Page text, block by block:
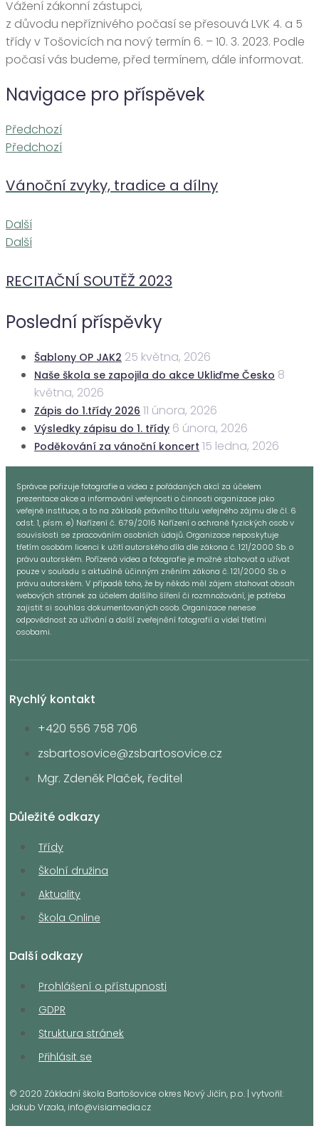
Vážení zákonní zástupci,
z důvodu nepříznivého počasí se přesouvá LVK 4. a 5
třídy v Tošovicích na nový termín 6. – 10. 3. 2023. Podle
počasí vás budeme, před termínem, dále informovat.
Navigace pro příspěvek
Předchozí
Předchozí
Vánoční zvyky, tradice a dílny
Další
Další
RECITAČNÍ SOUTĚŽ 2023
Poslední příspěvky
Šablony OP JAK2 25 května, 2026
Naše škola se zapojila do akce Ukliďme Česko 8
května, 2026
Zápis do 1.třídy 2026 11 února, 2026
Výsledky zápisu do 1. třídy 6 února, 2026
Poděkování za vánoční koncert 15 ledna, 2026
Správce pořizuje fotografie a videa z pořádaných akcí za účelem
prezentace akce a informování veřejnosti o činnosti organizace jako
veřejné instituce, a to na základě právního titulu veřejného zájmu dle čl. 6
odst. 1, písm. e) Nařízení č. 679/2016 Nařízení o ochraně fyzických osob v
souvislosti se zpracováním osobních údajů. Organizace neposkytuje
třetím osobám licenci k užití autorského díla dle zákona č. 121/2000 Sb. o
právu autorském. Pořízená videa a fotografie je možné stahovat a užívat
pouze v souladu s aktuálně účinným zněním zákona č. 121/2000 Sb. o
právu autorském. V případě toho, že by někdo měl zájem stahovat obsah
webových stránek za účelem dalšího šíření či rozmnožování, je potřeba
zajistit si souhlas dokumentovaných osob. Organizace nenese
odpovědnost za užívání a další zveřejnění fotografií a videí třetími
osobami.
Rychlý kontakt
+420 556 758 706
zsbartosovice@zsbartosovice.cz
Mgr. Zdeněk Plaček, ředitel
Důležité odkazy
Třídy
Školní družina
Aktuality
Škola Online
Další odkazy
Prohlášení o přístupnosti
GDPR
Struktura stránek
Přihlásit se
© 2020 Základní škola Bartošovice okres Nový Jičín, p.o. | vytvořil:
Jakub Vrzala, info@visiamedia.cz